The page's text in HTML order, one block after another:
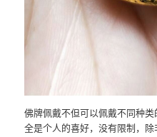
佛牌佩戴不但可以佩戴不同种
全是个人的喜好，没有限制，